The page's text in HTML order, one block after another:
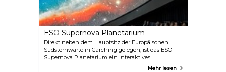
ESO Supernova Planetarium
Direkt neben dem Hauptsitz der Europäischen
Südsternwarte in Garching gelegen, ist das ESO
Supernova Planetarium ein interaktives
Lernzentrum für alle Altersgruppen. Das Highlight
Mehr lesen